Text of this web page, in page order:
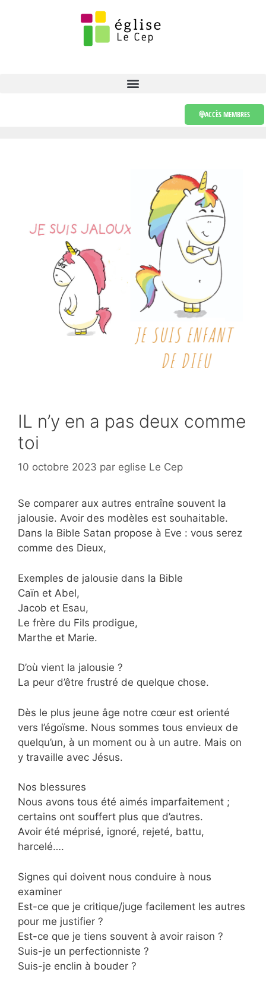
ACCÈS MEMBRES
IL n’y en a pas deux comme
toi
10 octobre 2023 par eglise Le Cep
Se comparer aux autres entraîne souvent la
jalousie. Avoir des modèles est souhaitable.
Dans la Bible Satan propose à Eve : vous serez
comme des Dieux,
Exemples de jalousie dans la Bible
Caïn et Abel,
Jacob et Esau,
Le frère du Fils prodigue,
Marthe et Marie.
D’où vient la jalousie ?
La peur d’être frustré de quelque chose.
Dès le plus jeune âge notre cœur est orienté
vers l’égoïsme. Nous sommes tous envieux de
quelqu’un, à un moment ou à un autre. Mais on
y travaille avec Jésus.
Nos blessures
Nous avons tous été aimés imparfaitement ;
certains ont souffert plus que d’autres.
Avoir été méprisé, ignoré, rejeté, battu,
harcelé….
Signes qui doivent nous conduire à nous
examiner
Est-ce que je critique/juge facilement les autres
pour me justifier ?
Est-ce que je tiens souvent à avoir raison ?
Suis-je un perfectionniste ?
Suis-je enclin à bouder ?